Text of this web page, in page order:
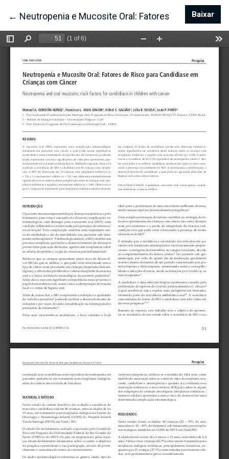
← Voltar aos Detalhes do Artigo
Neutropenia e Mucosite Oral: Fatores de Risco
Baixar